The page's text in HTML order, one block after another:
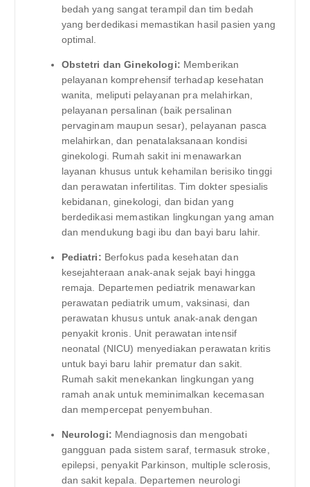
bedah yang sangat terampil dan tim bedah
yang berdedikasi memastikan hasil pasien yang
optimal.
Obstetri dan Ginekologi: Memberikan
pelayanan komprehensif terhadap kesehatan
wanita, meliputi pelayanan pra melahirkan,
pelayanan persalinan (baik persalinan
pervaginam maupun sesar), pelayanan pasca
melahirkan, dan penatalaksanaan kondisi
ginekologi. Rumah sakit ini menawarkan
layanan khusus untuk kehamilan berisiko tinggi
dan perawatan infertilitas. Tim dokter spesialis
kebidanan, ginekologi, dan bidan yang
berdedikasi memastikan lingkungan yang aman
dan mendukung bagi ibu dan bayi baru lahir.
Pediatri: Berfokus pada kesehatan dan
kesejahteraan anak-anak sejak bayi hingga
remaja. Departemen pediatrik menawarkan
perawatan pediatrik umum, vaksinasi, dan
perawatan khusus untuk anak-anak dengan
penyakit kronis. Unit perawatan intensif
neonatal (NICU) menyediakan perawatan kritis
untuk bayi baru lahir prematur dan sakit.
Rumah sakit menekankan lingkungan yang
ramah anak untuk meminimalkan kecemasan
dan mempercepat penyembuhan.
Neurologi: Mendiagnosis dan mengobati
gangguan pada sistem saraf, termasuk stroke,
epilepsi, penyakit Parkinson, multiple sclerosis,
dan sakit kepala. Departemen neurologi